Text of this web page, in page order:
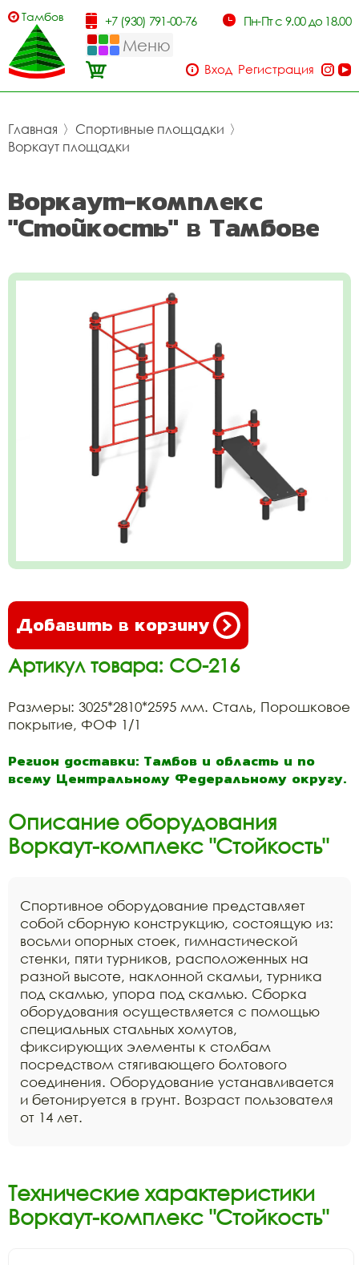
Тамбов +7 (930) 791-00-76 Пн-Пт с 9.00 до 18.00
Меню
Вход Регистрация
Главная 〉 Спортивные площадки 〉
Воркаут площадки
Воркаут-комплекс
"Стойкость" в Тамбове
Добавить в корзину
Артикул товара: СО-216
Размеры: 3025*2810*2595 мм. Сталь, Порошковое
покрытие, ФОФ 1/1
Регион доставки: Тамбов и область и по
всему Центральному Федеральному округу.
Описание оборудования
Воркаут-комплекс "Стойкость"
Спортивное оборудование представляет
собой сборную конструкцию, состоящую из:
восьми опорных стоек, гимнастической
стенки, пяти турников, расположенных на
разной высоте, наклонной скамьи, турника
под скамью, упора под скамью. Сборка
оборудования осуществляется с помощью
специальных стальных хомутов,
фиксирующих элементы к столбам
посредством стягивающего болтового
соединения. Оборудование устанавливается
и бетонируется в грунт. Возраст пользователя
от 14 лет.
Технические характеристики
Воркаут-комплекс "Стойкость"